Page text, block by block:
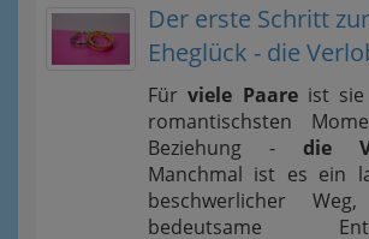
Der erste Schritt
Eheglück - die
Fürviele Paareist sie
romantischsten
Beziehung - die
Manchmal ist es ein
beschwerlicher
bedeutsame